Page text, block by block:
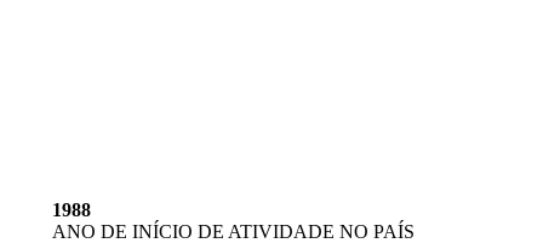
1988
ANO DE INÍCIO DE ATIVIDADE NO PAÍS